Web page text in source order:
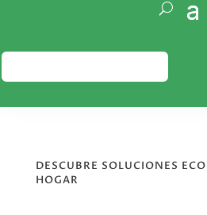
DESCUBRE SOLUCIONES
HOGAR